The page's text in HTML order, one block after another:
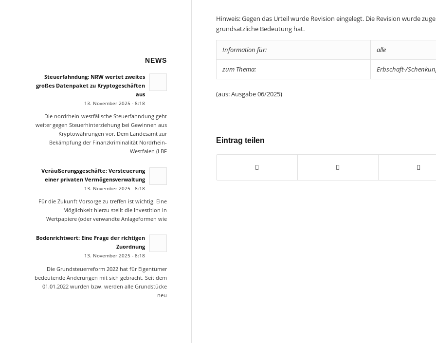
Hinweis: Gegen das Urteil wurde Revision eingelegt. Die Revision wurde
grundsätzliche Bedeutung hat.
Information für: alle
zum Thema: Erbschaft-/
(aus: Ausgabe 06/2025)
Eintrag teilen
NEWS
Steuerfahndung: NRW wertet zweites
großes Datenpaket zu Kryptogeschäften
aus
13. November 2025 - 8:18
Die nordrhein-westfälische Steuerfahndung geht
weiter gegen Steuerhinterziehung bei Gewinnen aus
Kryptowährungen vor. Dem Landesamt zur
Bekämpfung der Finanzkriminalität Nordrhein-
Westfalen (LBF
Veräußerungsgeschäfte: Versteuerung
einer privaten Vermögensverwaltung
13. November 2025 - 8:18
Für die Zukunft Vorsorge zu treffen ist wichtig. Eine
Möglichkeit hierzu stellt die Investition in
Wertpapiere (oder verwandte Anlageformen wie
Bodenrichtwert: Eine Frage der richtigen
Zuordnung
13. November 2025 - 8:18
Die Grundsteuerreform 2022 hat für Eigentümer
bedeutende Änderungen mit sich gebracht. Seit dem
01.01.2022 wurden bzw. werden alle Grundstücke
neu